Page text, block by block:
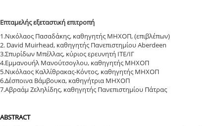
Επταμελήςεξεταστικήεπιτροπή
1.Νικόλαος Πασαδάκης, καθηγητής ΜΗΧΟΠ, (επιβλέπων)
2. David Muirhead, καθηγητής Πανεπιστημίου Aberdeen
3.Σπυρίδων Μπέλλας, κύριος ερευνητή ΙΤΕ/ΙΓ
4.Εμμανουήλ Μανούτσογλου, καθηγητής ΜΗΧΟΠ
5.Νικόλαος Καλλίθρακας-Κόντος, καθηγητής ΜΗΧΟΠ
6.Δέσποινα Βάμβουκα, καθηγήτρια ΜΗΧΟΠ
7.Αβραάμ Ζεληλίδης, καθηγητής Πανεπιστημίου Πάτρας
ABSTRACT